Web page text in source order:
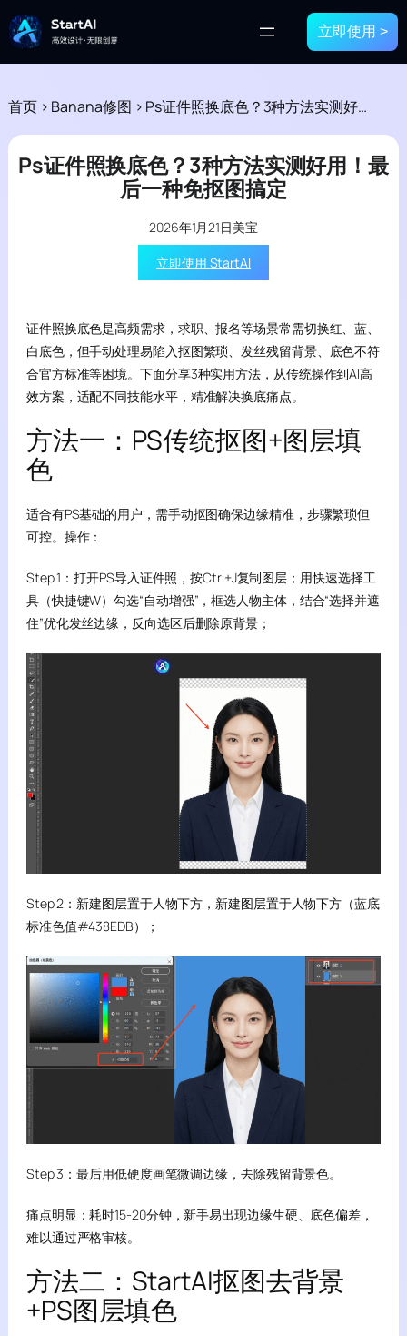
立即使用 >
首页 > Banana修图 > Ps证件照换底色？3种方法实测好用！最后一种免抠图搞定
Ps证件照换底色？3种方法实测好用！最
后一种免抠图搞定
2026年1月21日美宝
立即使用 StartAI
证件照换底色是高频需求，求职、报名等场景常需切换红、蓝、
白底色，但手动处理易陷入抠图繁琐、发丝残留背景、底色不符
合官方标准等困境。下面分享3种实用方法，从传统操作到AI高
效方案，适配不同技能水平，精准解决换底痛点。
方法一：PS传统抠图+图层填
色
适合有PS基础的用户，需手动抠图确保边缘精准，步骤繁琐但
可控。操作：
Step 1：打开PS导入证件照，按Ctrl+J复制图层；用快速选择工
具（快捷键W）勾选“自动增强”，框选人物主体，结合“选择并遮
住”优化发丝边缘，反向选区后删除原背景；
Step 2：新建图层置于人物下方，新建图层置于人物下方（蓝底
标准色值#438EDB）；
Step 3：最后用低硬度画笔微调边缘，去除残留背景色。
痛点明显：耗时15-20分钟，新手易出现边缘生硬、底色偏差，
难以通过严格审核。
方法二：StartAI抠图去背景
+PS图层填色